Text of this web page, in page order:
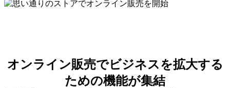
オンライン販売でビジネスを拡大する
ための機能が集結